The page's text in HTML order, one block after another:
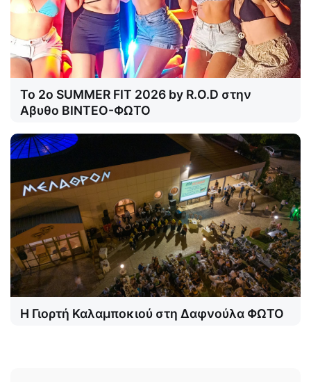
Το 2o SUMMER FIT 2026 by R.O.D στην
Αβυθο ΒΙΝΤΕΟ-ΦΩΤΟ
Η Γιορτή Καλαμποκιού στη Δαφνούλα ΦΩΤΟ